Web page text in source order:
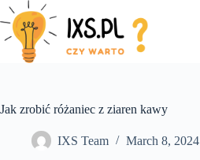
Skip
to
content
Jak zrobić różaniec z ziaren kawy
IXS Team March 8, 2024